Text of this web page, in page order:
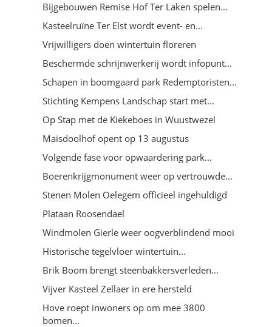
Bijgebouwen Remise Hof Ter Laken spelen...
Kasteelruïne Ter Elst wordt event- en...
Vrijwilligers doen wintertuin floreren
Beschermde schrijnwerkerij wordt infopunt...
Schapen in boomgaard park Redemptoristen...
Stichting Kempens Landschap start met...
Op Stap met de Kiekeboes in Wuustwezel
Maisdoolhof opent op 13 augustus
Volgende fase voor opwaardering park...
Boerenkrijgmonument weer op vertrouwde...
Stenen Molen Oelegem officieel ingehuldigd
Plataan Roosendael
Windmolen Gierle weer oogverblindend mooi
Historische tegelvloer wintertuin...
Brik Boom brengt steenbakkersverleden...
Vijver Kasteel Zellaer in ere hersteld
Hove roept inwoners op om mee 3800
bomen...